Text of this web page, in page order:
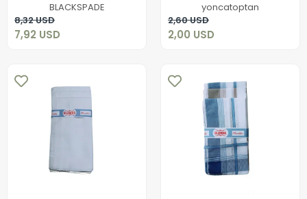
BLACKSPADE
8,32 USD
7,92 USD
Sepete Ekle
yoncatoptan
2,60 USD
2,00 USD
Sepete Ekle